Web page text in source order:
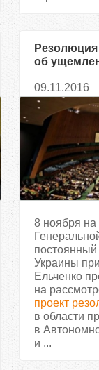
об
09.11.2016
8 ноября на
постоянный
Украины
Ельченко
на
проект
в области
в
и ...